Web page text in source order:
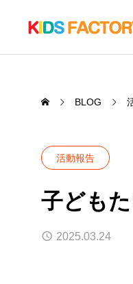
SERVICE
大規模遊具第２
BLOG
活動報告
子ども
2025.03.24